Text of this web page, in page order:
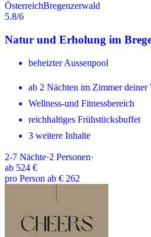
ÖsterreichBregenzerwald
5.8/6
Natur und Erholung im
beheizter Aussenpool
ab 2 Nächten im Zimmer deiner
Wellness-und Fitnessbereich
reichhaltiges Frühstücksbuffet
3 weitere Inhalte
2-7 Nächte·2 Personen·
ab 524 €
pro Person ab € 262